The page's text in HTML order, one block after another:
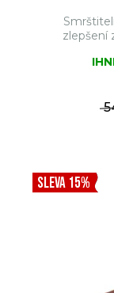
zlepšení
SLEVA 15%